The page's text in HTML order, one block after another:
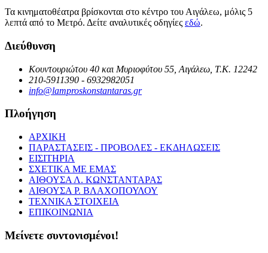
Τα κινηματοθέατρα βρίσκονται στο κέντρο του Αιγάλεω, μόλις 5
λεπτά από το Μετρό. Δείτε αναλυτικές οδηγίες εδώ.
Διεύθυνση
Κουντουριώτου 40 και Μυριοφύτου 55, Αιγάλεω, Τ.Κ. 12242
210-5911390 - 6932982051
info@lamproskonstantaras.gr
Πλοήγηση
ΑΡΧΙΚΗ
ΠΑΡΑΣΤΑΣΕΙΣ - ΠΡΟΒΟΛΕΣ - ΕΚΔΗΛΩΣΕΙΣ
ΕΙΣΙΤΗΡΙΑ
ΣΧΕΤΙΚΑ ΜΕ ΕΜΑΣ
ΑΙΘΟΥΣΑ Λ. ΚΩΝΣΤΑΝΤΑΡΑΣ
ΑΙΘΟΥΣΑ Ρ. ΒΛΑΧΟΠΟΥΛΟΥ
ΤΕΧΝΙΚΑ ΣΤΟΙΧΕΙΑ
ΕΠΙΚΟΙΝΩΝΙΑ
Μείνετε συντονισμένοι!